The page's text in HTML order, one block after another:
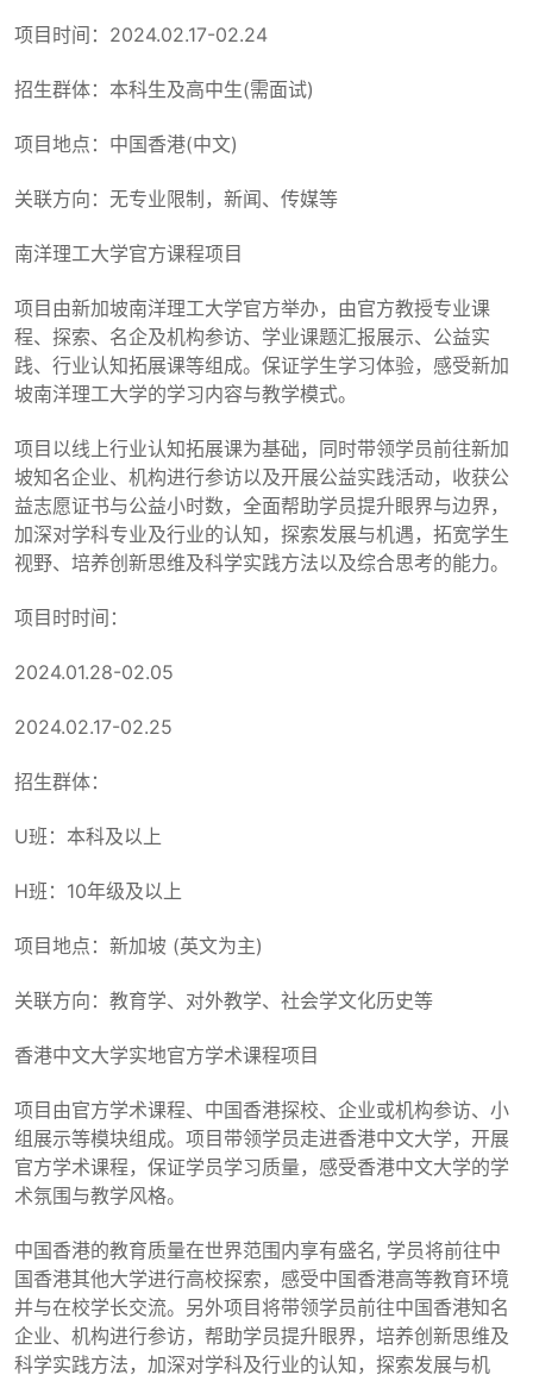
项目时间：2024.02.17-02.24
招生群体：本科生及高中生(需面试)
项目地点：中国香港(中文)
关联方向：无专业限制，新闻、传媒等
南洋理工大学官方课程项目
项目由新加坡南洋理工大学官方举办，由官方教授专业课
程、探索、名企及机构参访、学业课题汇报展示、公益实
践、行业认知拓展课等组成。保证学生学习体验，感受新加
坡南洋理工大学的学习内容与教学模式。
项目以线上行业认知拓展课为基础，同时带领学员前往新加
坡知名企业、机构进行参访以及开展公益实践活动，收获公
益志愿证书与公益小时数，全面帮助学员提升眼界与边界，
加深对学科专业及行业的认知，探索发展与机遇，拓宽学生
视野、培养创新思维及科学实践方法以及综合思考的能力。
项目时时间：
2024.01.28-02.05
2024.02.17-02.25
招生群体：
U班：本科及以上
H班：10年级及以上
项目地点：新加坡 (英文为主)
关联方向：教育学、对外教学、社会学文化历史等
香港中文大学实地官方学术课程项目
项目由官方学术课程、中国香港探校、企业或机构参访、小
组展示等模块组成。项目带领学员走进香港中文大学，开展
官方学术课程，保证学员学习质量，感受香港中文大学的学
术氛围与教学风格。
中国香港的教育质量在世界范围内享有盛名, 学员将前往中
国香港其他大学进行高校探索，感受中国香港高等教育环境
并与在校学长交流。另外项目将带领学员前往中国香港知名
企业、机构进行参访，帮助学员提升眼界，培养创新思维及
科学实践方法，加深对学科及行业的认知，探索发展与机